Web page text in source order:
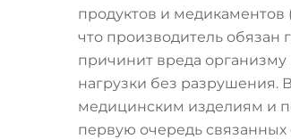
продуктов и медикаментов
что производитель обязан
причинит вреда
нагрузки без разрушения.
медицинским изделиям и
первую очередь связанных